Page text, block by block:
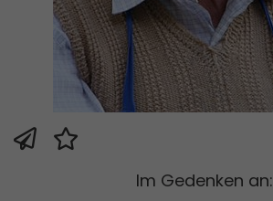
Im Gedenken an: